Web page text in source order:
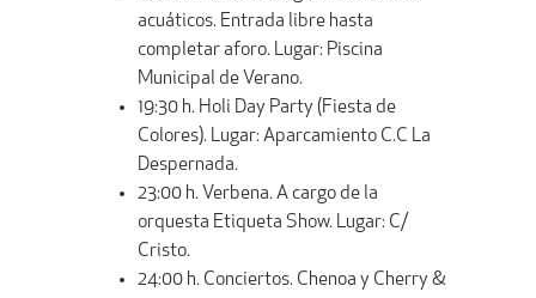
acuáticos. Entrada libre hasta
completar aforo. Lugar: Piscina
Municipal de Verano.
19:30 h. Holi Day Party (Fiesta de
Colores). Lugar: Aparcamiento C.C La
Despernada.
23:00 h. Verbena. A cargo de la
orquesta Etiqueta Show. Lugar: C/
Cristo.
24:00 h. Conciertos. Chenoa y Cherry &